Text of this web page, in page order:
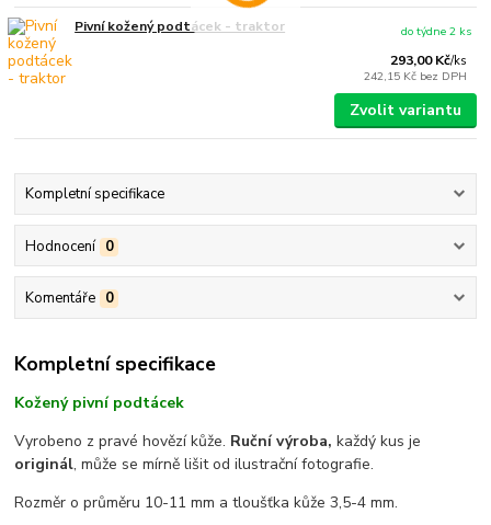
Pivní kožený podtácek - traktor
293,00 Kč/ks
242,15 Kč bez DPH
do týdne 2 ks
Zvolit variantu
Kompletní specifikace
Hodnocení 0
Komentáře 0
Kompletní specifikace
Kožený pivní podtácek
Vyrobeno z pravé hovězí kůže. Ruční výroba, každý kus je
originál, může se mírně lišit od ilustrační fotografie.
Rozměr o průměru 10-11 mm a tloušťka kůže 3,5-4 mm.